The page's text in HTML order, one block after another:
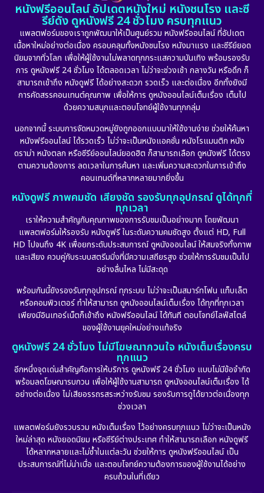
Detective สืบสวน (5)
Detective สืบสวน (56)
Disaster (10)
Disney+ (24)
Drama ดราม่า (898)
Dystopian (17)
Emotional (101)
Epic มหากาพย์ (17)
Erotic (10)
Fantasy จินตนาการ (265)
Film
Gothic (6)
HBO GO (11)
HBO Max (2)
1974
1971 1962
หนังฟรีออนไลน์ อัปเดตหนังใหม่ หนังชนโรง และซี
รีย์ดัง ดูหนังฟรี 24 ชั่วโมง ครบทุกแนว
แพลตฟอร์มของเราถูกพัฒนาให้เป็นศูนย์รวม หนังฟรีออนไลน์ ที่อัปเดต
เนื้อหาใหม่อย่างต่อเนื่อง ครอบคลุมทั้งหนังชนโรง หนังมาแรง และซีรีย์ยอด
นิยมจากทั่วโลก เพื่อให้ผู้ใช้งานไม่พลาดทุกกระแสความบันเทิง พร้อมรองรับ
การ ดูหนังฟรี 24 ชั่วโมง ได้ตลอดเวลา ไม่ว่าจะช่วงเช้า กลางวัน หรือดึก ก็
สามารถเข้าถึง หนังดูฟรี ได้อย่างสะดวก รวดเร็ว และต่อเนื่อง อีกทั้งยังมี
การคัดสรรคอนเทนต์คุณภาพ เพื่อให้การ ดูหนังออนไลน์เต็มเรื่อง เต็มไป
ด้วยความสนุกและตอบโจทย์ผู้ใช้งานทุกกลุ่ม
นอกจากนี้ ระบบการจัดหมวดหมู่ยังถูกออกแบบมาให้ใช้งานง่าย ช่วยให้ค้นหา
หนังฟรีออนไลน์ ได้รวดเร็ว ไม่ว่าจะเป็นหนังแอคชั่น หนังโรแมนติก หนัง
ดราม่า หนังตลก หรือซีรีย์ออนไลน์ยอดฮิต ก็สามารถเลือก ดูหนังฟรี ได้ตรง
ตามความต้องการ ลดเวลาในการค้นหา และเพิ่มความสะดวกในการเข้าถึง
คอนเทนต์ที่หลากหลายมากยิ่งขึ้น
หนังดูฟรี ภาพคมชัด เสียงชัด รองรับทุกอุปกรณ์ ดูได้ทุกที่
ทุกเวลา
เราให้ความสำคัญกับคุณภาพของการรับชมเป็นอย่างมาก โดยพัฒนา
แพลตฟอร์มให้รองรับ หนังดูฟรี ในระดับความคมชัดสูง ตั้งแต่ HD, Full
HD ไปจนถึง 4K เพื่อยกระดับประสบการณ์ ดูหนังออนไลน์ ให้สมจริงทั้งภาพ
และเสียง ควบคู่กับระบบสตรีมมิ่งที่มีความเสถียรสูง ช่วยให้การรับชมเป็นไป
อย่างลื่นไหล ไม่มีสะดุด
พร้อมกันนี้ยังรองรับทุกอุปกรณ์ ทุกระบบ ไม่ว่าจะเป็นสมาร์ทโฟน แท็บเล็ต
หรือคอมพิวเตอร์ ทำให้สามารถ ดูหนังออนไลน์เต็มเรื่อง ได้ทุกที่ทุกเวลา
เพียงมีอินเทอร์เน็ตก็เข้าถึง หนังฟรีออนไลน์ ได้ทันที ตอบโจทย์ไลฟ์สไตล์
ของผู้ใช้งานยุคใหม่อย่างแท้จริง
ดูหนังฟรี 24 ชั่วโมง ไม่มีโฆษณากวนใจ หนังเต็มเรื่องครบ
ทุกแนว
อีกหนึ่งจุดเด่นสำคัญคือการให้บริการ ดูหนังฟรี 24 ชั่วโมง แบบไม่มีข้อจำกัด
พร้อมลดโฆษณารบกวน เพื่อให้ผู้ใช้งานสามารถ ดูหนังออนไลน์เต็มเรื่อง ได้
อย่างต่อเนื่อง ไม่เสียอรรถรสระหว่างรับชม รองรับการดูได้ยาวต่อเนื่องทุก
ช่วงเวลา
แพลตฟอร์มยังรวบรวม หนังเต็มเรื่อง ไว้อย่างครบทุกแนว ไม่ว่าจะเป็นหนัง
ใหม่ล่าสุด หนังยอดนิยม หรือซีรีย์ต่างประเทศ ทำให้สามารถเลือก หนังดูฟรี
ได้หลากหลายและไม่ซ้ำในแต่ละวัน ช่วยให้การ ดูหนังฟรีออนไลน์ เป็น
ประสบการณ์ที่ไม่น่าเบื่อ และตอบโจทย์ความต้องการของผู้ใช้งานได้อย่าง
ครบถ้วนในที่เดียว